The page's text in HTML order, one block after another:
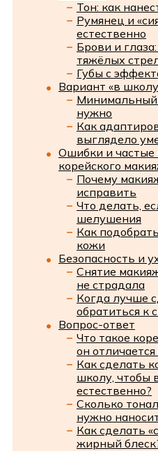
Тон: как
Румянец и
естественно
Брови и
тяжёлых
Губы с
Вариант «в
Минимальный
нужно
Как
выглядело
Ошибки и частые
корейского
Почему
исправить
Что делать,
шелушения
Как
кожи
Безопасность и
Снятие
не страдала
Когда лучше
обратиться к
Вопрос-ответ
Что такое
он
Как сделать
школу, чтобы
естественно?
Сколько
нужно
Как сделать
жирный